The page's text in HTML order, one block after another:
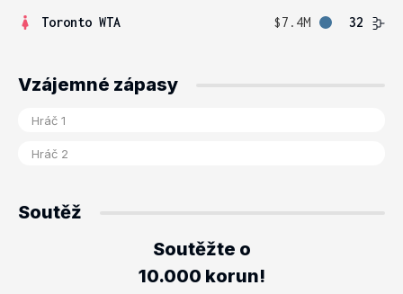
Toronto WTA
$7.4M 32
Vzájemné zápasy
Soutěž
Soutěžte o
10.000 korun!